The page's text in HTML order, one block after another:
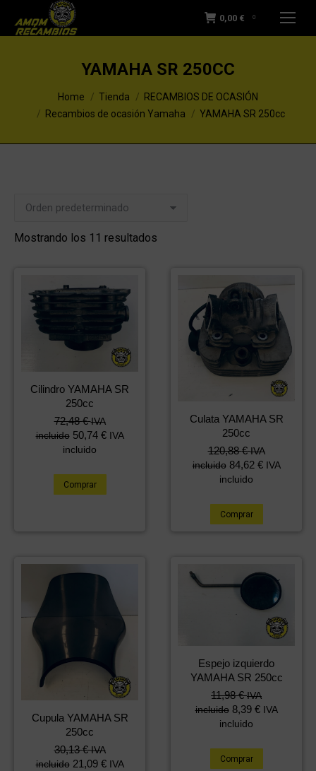
0,00 € 0
YAMAHA SR 250CC
You are here:Home Tienda
RECAMBIOS DE OCASIÓN
Recambios de ocasión Yamaha
YAMAHA SR 250cc
Mostrando los 11 resultados
Cilindro YAMAHA SR
250cc
72,48€ IVA
incluido 50,74 € IVA
incluido
Comprar
Culata YAMAHA SR
250cc
120,88€ IVA
incluido 84,62 € IVA
incluido
Comprar
Cupula YAMAHA SR
250cc
30,13€ IVA
incluido 21,09 € IVA
Espejo izquierdo
YAMAHA SR 250cc
11,98€ IVA
incluido 8,39 € IVA
incluido
Comprar